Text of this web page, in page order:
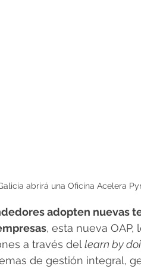
abrirá una Oficina Acelera
adopten nuevas
, esta nueva OAP,
a través del learn by
de gestión integral,